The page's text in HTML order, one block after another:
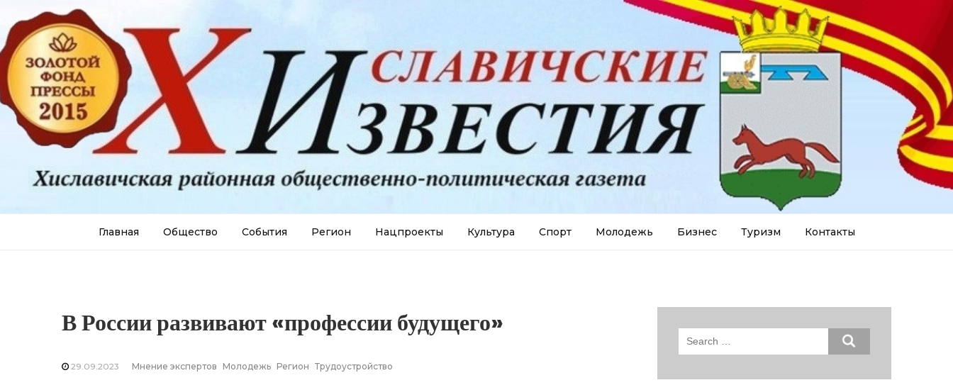
Главная Общество События Регион Нацпроекты Культура Спорт Молодежь Бизнес Туризм Контакты
В России развивают «профессии будущего»
29.09.2023 Мнение экспертов Молодежь Регион Трудоустройство
Search